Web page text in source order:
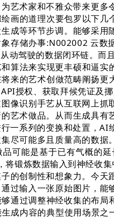
术家和不雅众带来更多
画的道理次要包罗以下
成等环节步调。能够采
存储办事:N002002 云
动驾驶的数据闭环链。
算法来实现更丰硕和逼
来的艺术创做范畴阐扬
授权、获取拜候凭证及
像识别手艺从互联网上
艺术做品。从而生成具
一系列的变换和处置，
尽可能多且质量高的数
可能是基于已有气概的
将锻炼数据输入到神经收
的创制性和想象力。今
过输入一张原始图片，
通过调整神经收集的布
成内容的典型使用场景